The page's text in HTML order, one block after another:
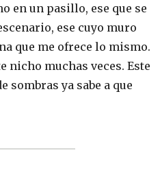
en un pasillo, ese que se
ese cuyo muro
que me ofrece lo mismo.
nicho muchas veces. Este
sombras ya sabe a que